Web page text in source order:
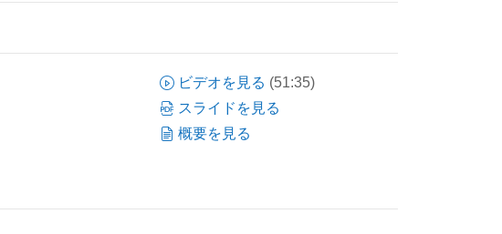
ビデオを見る (51:35)
スライドを見る
概要を見る